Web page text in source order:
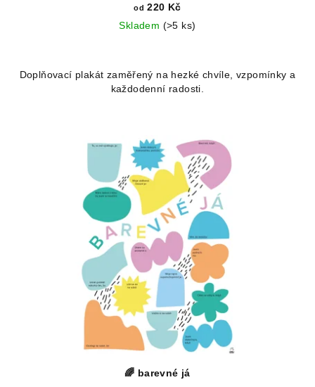
od 220 Kč
Skladem (>5 ks)
Doplňovací plakát zaměřený na hezké chvíle, vzpomínky a
každodenní radosti.
🌈 barevné já